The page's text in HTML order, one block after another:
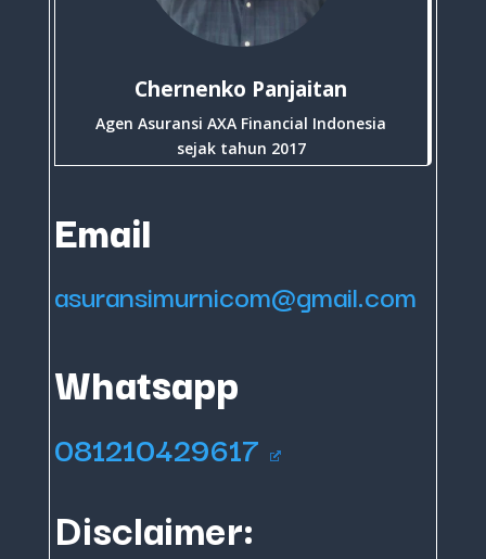
Chernenko Panjaitan
Agen Asuransi AXA Financial Indonesia
sejak tahun 2017
Email
asuransimurnicom@gmail.com
Whatsapp
081210429617
Disclaimer: